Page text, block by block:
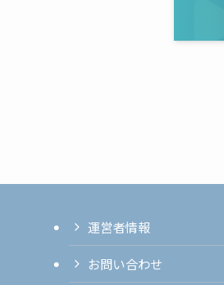
運営者情報
お問い合わせ